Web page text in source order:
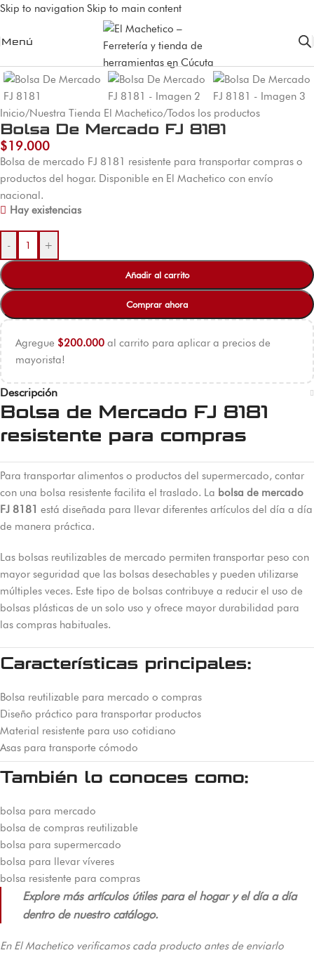
Skip to navigation Skip to main content
Menú
Inicio/Nuestra Tienda El Machetico/Todos los productos
Bolsa De Mercado FJ 8181
$19.000
Bolsa de mercado FJ 8181 resistente para transportar compras o
productos del hogar. Disponible en El Machetico con envío
nacional.
Hay existencias
- +
Añadir al carrito
Comprar ahora
Agregue $200.000 al carrito para aplicar a precios de
mayorista!
Descripción
Bolsa de Mercado FJ 8181
resistente para compras
Para transportar alimentos o productos del supermercado, contar
con una bolsa resistente facilita el traslado. La bolsa de mercado
FJ 8181 está diseñada para llevar diferentes artículos del día a día
de manera práctica.
Las bolsas reutilizables de mercado permiten transportar peso con
mayor seguridad que las bolsas desechables y pueden utilizarse
múltiples veces. Este tipo de bolsas contribuye a reducir el uso de
bolsas plásticas de un solo uso y ofrece mayor durabilidad para
las compras habituales.
Características principales:
Bolsa reutilizable para mercado o compras
Diseño práctico para transportar productos
Material resistente para uso cotidiano
Asas para transporte cómodo
También lo conoces como:
bolsa para mercado
bolsa de compras reutilizable
bolsa para supermercado
bolsa para llevar víveres
bolsa resistente para compras
Explore más artículos útiles para el hogar y el día a día
dentro de nuestro catálogo.
En El Machetico verificamos cada producto antes de enviarlo